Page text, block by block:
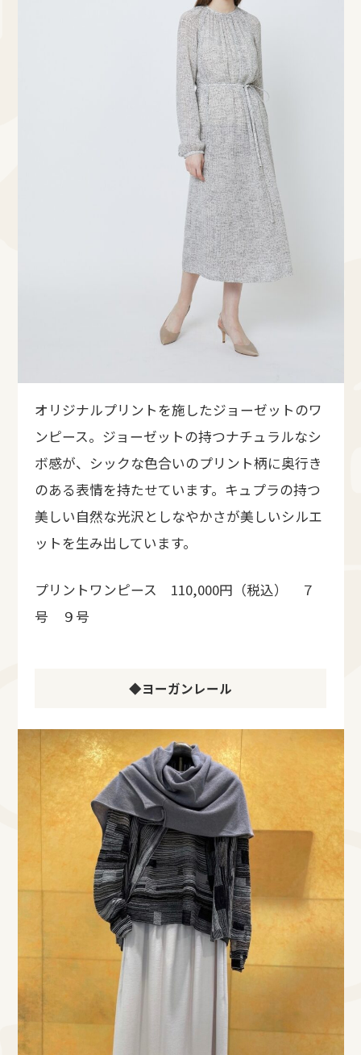
オリジナルプリントを施したジョーゼットのワ
ンピース。ジョーゼットの持つナチュラルなシ
ボ感が、シックな色合いのプリント柄に奥行き
のある表情を持たせています。キュプラの持つ
美しい自然な光沢としなやかさが美しいシルエ
ットを生み出しています。
プリントワンピース 110,000円（税込） ７
号 ９号
◆ヨーガンレール